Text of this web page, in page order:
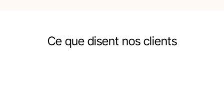
Ce que disent nos clients